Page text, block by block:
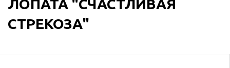
ЛОПАТА "СЧАСТЛИВАЯ
СТРЕКОЗА"